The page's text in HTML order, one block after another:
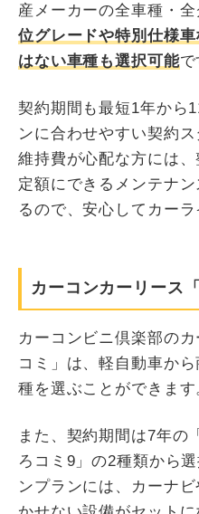
産メーカーの全車種・全
位グレードや特別仕様
はない車種も選択可能で
契約期間も最短1年から
ンに合わせやすい契約
維持費が心配な方には
定額にできるメンテナ
るので、安心してカーラ
カーコンカーリース
カーコンビニ倶楽部の
コミ」は、軽自動車か
種を選ぶことができます
また、契約期間は7年の
ろコミ9」の2種類から
ンプランには、カーナ